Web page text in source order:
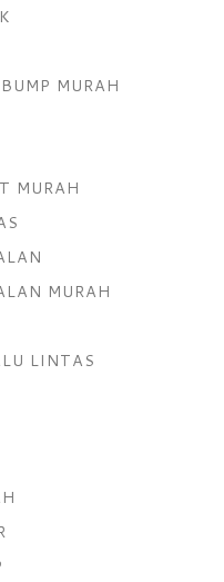
MURAH
MURAH
MURAH
LINTAS